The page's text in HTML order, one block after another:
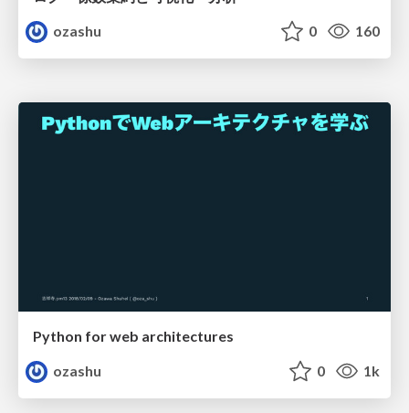
ozashu
0 160
Python for web architectures
ozashu
0 1k